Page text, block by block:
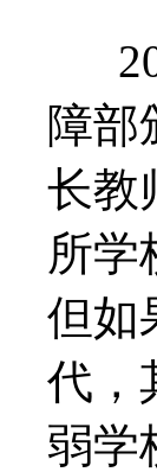
障部
长教
所学
但如
代，
弱学